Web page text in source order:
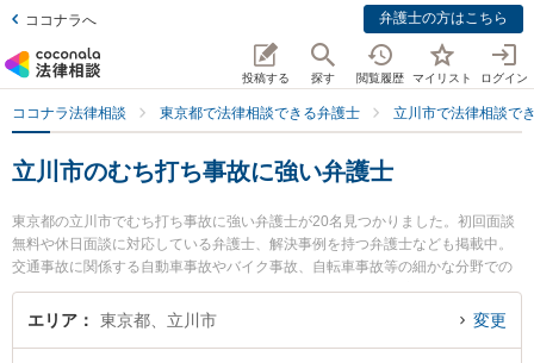
ココナラへ 弁護士の方はこちら
投稿する 探す 閲覧履歴 マイリスト ログイン
ココナラ法律相談 東京都で法律相談できる弁護士 立川市で法律相談で
立川市のむち打ち事故に強い弁護士
東京都の立川市でむち打ち事故に強い弁護士が20名見つかりました。初回面談
無料や休日面談に対応している弁護士、解決事例を持つ弁護士なども掲載中。
交通事故に関係する自動車事故やバイク事故、自転車事故等の細かな分野での
絞り込み検索もでき便利です。特にベリーベスト法律事務所 立川オフィスの佐
久間 一樹弁護士やネクスパート法律事務所 立川オフィスの白井 城治弁護士、
エリア 東京都、立川市 変更